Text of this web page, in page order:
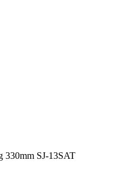
330mm SJ-13SAT